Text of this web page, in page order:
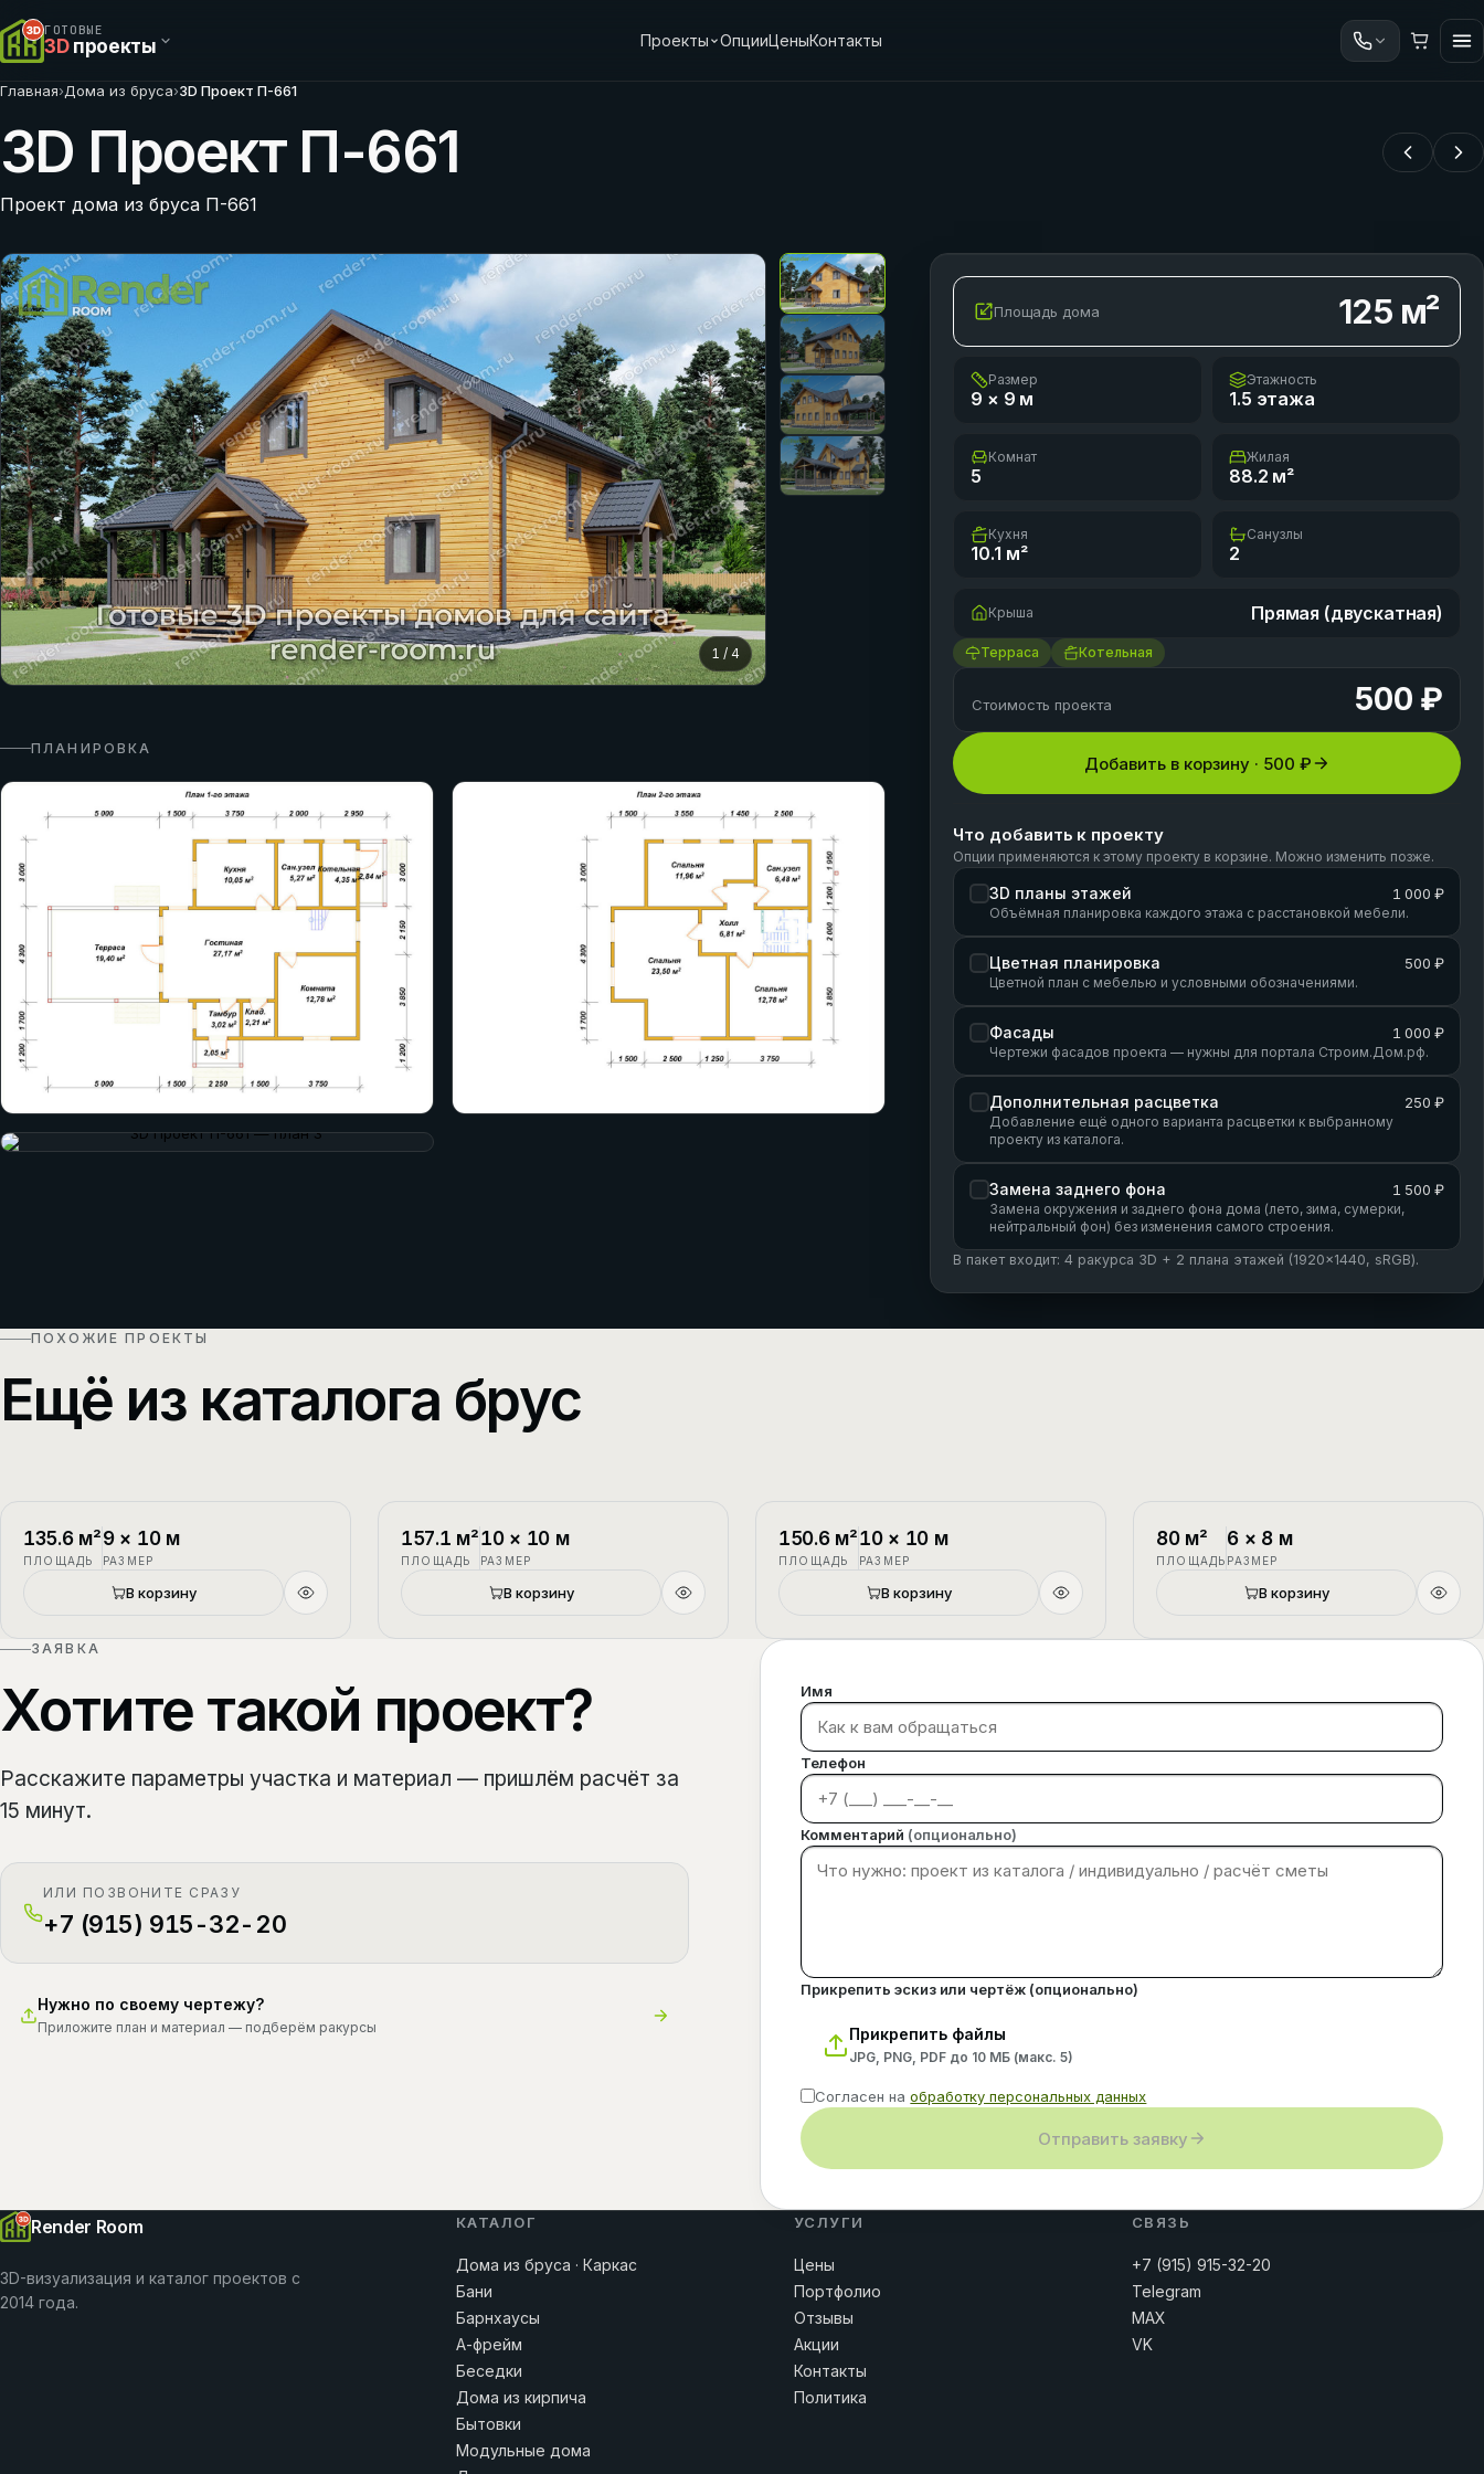
ГОТОВЫЕ
3Dпроекты Проекты ОпцииЦеныКонтакты
Главная›Дома из бруса›3D Проект П-661
3D Проект П-661
Проект дома из бруса П-661
1 /4
ПЛАНИРОВКА
Площадь дома 125 м²
Размер
9 × 9 м
Этажность
1.5 этажа
Комнат
5
Жилая
88.2 м²
Кухня
10.1 м²
Санузлы
2
Крыша Прямая (двускатная)
Терраса Котельная
Стоимость проекта 500 ₽
Добавить в корзину · 500 ₽
Что добавить к проекту
Опции применяются к этому проекту в корзине. Можно изменить позже.
3D планы этажей 1 000 ₽
Объёмная планировка каждого этажа с расстановкой мебели.
Цветная планировка 500 ₽
Цветной план с мебелью и условными обозначениями.
Фасады 1 000 ₽
Чертежи фасадов проекта — нужны для портала Строим.Дом.рф.
Дополнительная расцветка 250 ₽
Добавление ещё одного варианта расцветки к выбранному
проекту из каталога.
Замена заднего фона 1 500 ₽
Замена окружения и заднего фона дома (лето, зима, сумерки,
нейтральный фон) без изменения самого строения.
В пакет входит: 4 ракурса 3D + 2 плана этажей (1920×1440, sRGB).
ПОХОЖИЕ ПРОЕКТЫ
Ещё из каталога брус
П-1
135.6м²
ПЛОЩАДЬ
9× 10м
РАЗМЕР
В корзину
П-2
157.1 м²
ПЛОЩАДЬ
10× 10 м
РАЗМЕР
В корзину
П-3
150.6м²
ПЛОЩАДЬ
10× 10 м
РАЗМЕР
В корзину
П-4
80м²
ПЛОЩАДЬ
6 × 8 м
РАЗМЕР
В корзину
ЗАЯВКА
Хотите такой проект?
Расскажите параметры участка и материал — пришлём расчёт за
15 минут.
ИЛИ ПОЗВОНИТЕ СРАЗУ
+7 (915) 915-32-20
Нужно по своему чертежу?
Приложите план и материал — подберём ракурсы
Имя
Телефон
Комментарий (опционально)
Прикрепить эскиз или чертёж (опционально)
Прикрепить файлы
JPG, PNG, PDF до 10 МБ (макс.5)
Согласен наобработку персональных данных
Отправить заявку
Render Room
3D-визуализация и каталог проектов с
2014 года.
КАТАЛОГ
Дома из бруса · Каркас
Бани
Барнхаусы
А-фрейм
Беседки
Дома из кирпича
Бытовки
Модульные дома
УСЛУГИ
Цены
Портфолио
Отзывы
Акции
Контакты
Политика
СВЯЗЬ
+7 (915) 915-32-20
Telegram
MAX
VK